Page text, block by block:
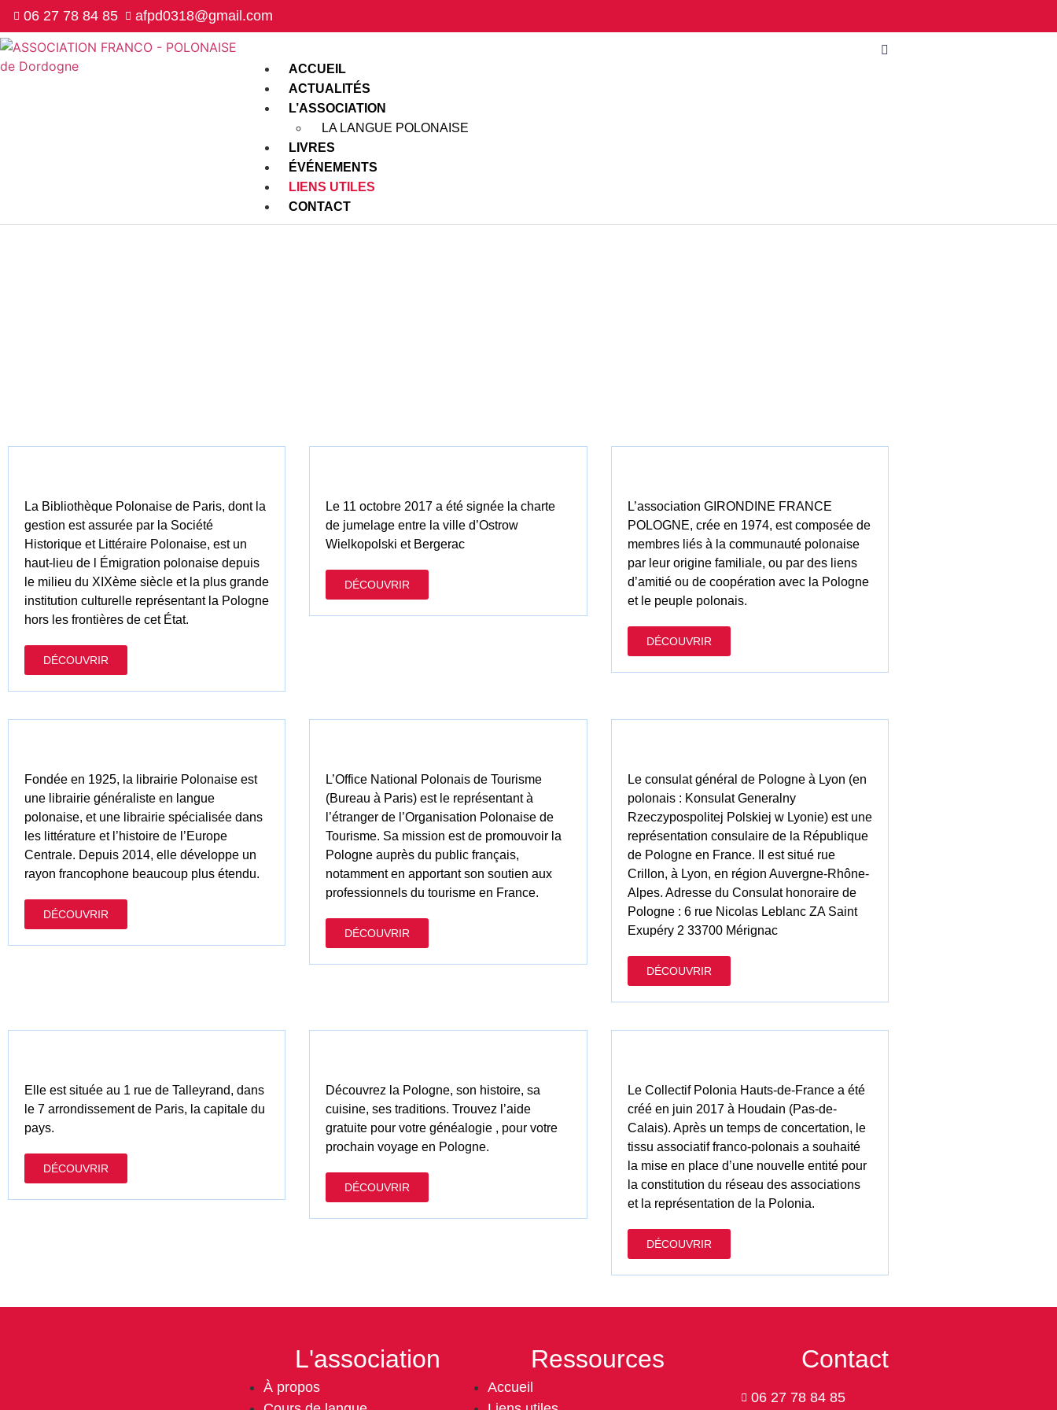
06 27 78 84 85 afpd0318@gmail.com
ACCUEIL
ACTUALITÉS
L’ASSOCIATION
LA LANGUE POLONAISE
LIVRES
ÉVÉNEMENTS
LIENS UTILES
CONTACT
La Bibliothèque Polonaise de Paris, dont la
gestion est assurée par la Société
Historique et Littéraire Polonaise, est un
haut-lieu de l Émigration polonaise depuis
le milieu du XIXème siècle et la plus grande
institution culturelle représentant la Pologne
hors les frontières de cet État.
DÉCOUVRIR
Le 11 octobre 2017 a été signée la charte
de jumelage entre la ville d’Ostrow
Wielkopolski et Bergerac
DÉCOUVRIR
L’association GIRONDINE FRANCE
POLOGNE, crée en 1974, est composée de
membres liés à la communauté polonaise
par leur origine familiale, ou par des liens
d’amitié ou de coopération avec la Pologne
et le peuple polonais.
DÉCOUVRIR
Fondée en 1925, la librairie Polonaise est
une librairie généraliste en langue
polonaise, et une librairie spécialisée dans
les littérature et l’histoire de l’Europe
Centrale. Depuis 2014, elle développe un
rayon francophone beaucoup plus étendu.
DÉCOUVRIR
L’Office National Polonais de Tourisme
(Bureau à Paris) est le représentant à
l’étranger de l’Organisation Polonaise de
Tourisme. Sa mission est de promouvoir la
Pologne auprès du public français,
notamment en apportant son soutien aux
professionnels du tourisme en France.
DÉCOUVRIR
Le consulat général de Pologne à Lyon (en
polonais : Konsulat Generalny
Rzeczypospolitej Polskiej w Lyonie) est une
représentation consulaire de la République
de Pologne en France. Il est situé rue
Crillon, à Lyon, en région Auvergne-Rhône-
Alpes. Adresse du Consulat honoraire de
Pologne : 6 rue Nicolas Leblanc ZA Saint
Exupéry 2 33700 Mérignac
DÉCOUVRIR
Elle est située au 1 rue de Talleyrand, dans
le 7 arrondissement de Paris, la capitale du
pays.
DÉCOUVRIR
Découvrez la Pologne, son histoire, sa
cuisine, ses traditions. Trouvez l’aide
gratuite pour votre généalogie , pour votre
prochain voyage en Pologne.
DÉCOUVRIR
Le Collectif Polonia Hauts-de-France a été
créé en juin 2017 à Houdain (Pas-de-
Calais). Après un temps de concertation, le
tissu associatif franco-polonais a souhaité
la mise en place d’une nouvelle entité pour
la constitution du réseau des associations
et la représentation de la Polonia.
DÉCOUVRIR
L'association
À propos
Ressources
Accueil
Contact
06 27 78 84 85